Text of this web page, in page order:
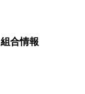
組合情報